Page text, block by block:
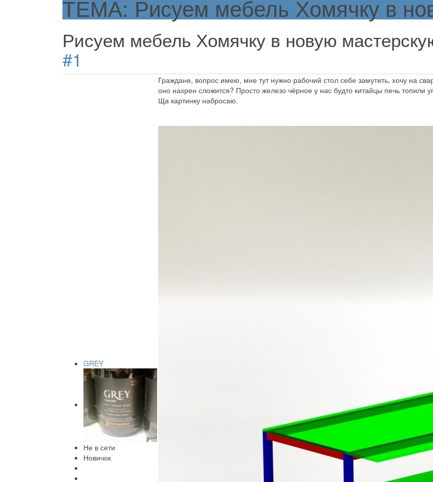
ТЕМА: Рисуем мебель Хомячку в
Рисуем мебель Хомячку в новую
#1
GREY
Не в сети
Новичок
Граждане, вопрос имею, мне тут нужно рабочий стол себе замутить, хочу на
оно нахрен сложится? Просто железо чёрное у нас будто китайцы печь топили
Ща картинку набросаю.